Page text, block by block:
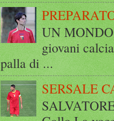
UN
giovani
palla di ...
SERSALE